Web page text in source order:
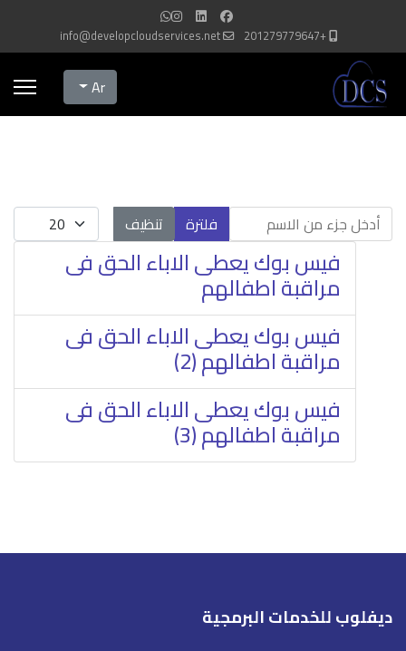
+201279779647
info@developcloudservices.net
Select your language
Ar
أدخل جزء من الاسم فلترة تنظيف عدد الإظهارات:
فيس بوك يعطى الاباء الحق فى
مراقبة اطفالهم
فيس بوك يعطى الاباء الحق فى
مراقبة اطفالهم (2)
فيس بوك يعطى الاباء الحق فى
مراقبة اطفالهم (3)
ديفلوب للخدمات البرمجية